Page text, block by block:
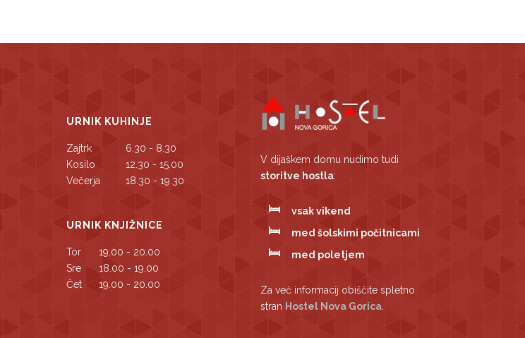
URNIK KUHINJE
Zajtrk
6.30 - 8.30
Kosilo
12.30 - 15.00
Večerja
18.30 - 19.30
URNIK KNJIŽNICE
Tor
19.00 - 20.00
Sre
18.00 - 19.00
Čet
19.00 - 20.00
V dijaškem domu nudimo tudi
storitve hostla:
vsak vikend
med šolskimi počitnicami
med poletjem
Za več informacij obiščite spletno
stran Hostel Nova Gorica